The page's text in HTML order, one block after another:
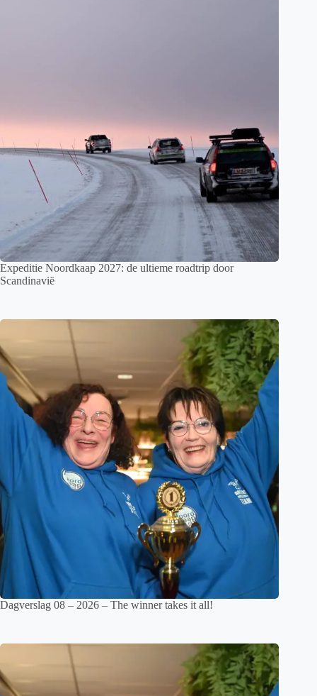
Expeditie Noordkaap 2027: de ultieme roadtrip door
Scandinavië
Dagverslag 08 – 2026 – The winner takes it all!